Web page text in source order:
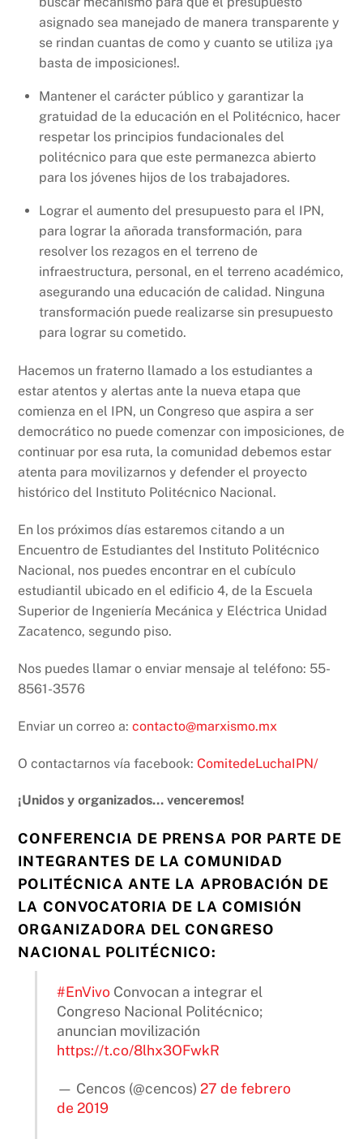
asignado sea manejado de manera transparente y
se rindan cuantas de como y cuanto se utiliza ¡ya
basta de imposiciones!.
Mantener el carácter público y garantizar la
gratuidad de la educación en el Politécnico, hacer
respetar los principios fundacionales del
politécnico para que este permanezca abierto
para los jóvenes hijos de los trabajadores.
Lograr el aumento del presupuesto para el IPN,
para lograr la añorada transformación, para
resolver los rezagos en el terreno de
infraestructura, personal, en el terreno académico,
asegurando una educación de calidad. Ninguna
transformación puede realizarse sin presupuesto
para lograr su cometido.
Hacemos un fraterno llamado a los estudiantes a
estar atentos y alertas ante la nueva etapa que
comienza en el IPN, un Congreso que aspira a ser
democrático no puede comenzar con imposiciones, de
continuar por esa ruta, la comunidad debemos estar
atenta para movilizarnos y defender el proyecto
histórico del Instituto Politécnico Nacional.
En los próximos días estaremos citando a un
Encuentro de Estudiantes del Instituto Politécnico
Nacional, nos puedes encontrar en el cubículo
estudiantil ubicado en el edificio 4, de la Escuela
Superior de Ingeniería Mecánica y Eléctrica Unidad
Zacatenco, segundo piso.
Nos puedes llamar o enviar mensaje al teléfono: 55-
8561-3576
Enviar un correo a:contacto@marxismo.mx
O contactarnos vía facebook:ComitedeLuchaIPN/
¡Unidos y organizados… venceremos!
CONFERENCIA DE PRENSA POR PARTE DE
INTEGRANTES DE LA COMUNIDAD
POLITÉCNICA ANTE LA APROBACIÓN DE
LA CONVOCATORIA DE LA COMISIÓN
ORGANIZADORA DEL CONGRESO
NACIONAL POLITÉCNICO:
#EnVivo Convocan a integrar el
Congreso Nacional Politécnico;
anuncian movilización
https://t.co/8lhx3OFwkR
— Cencos (@cencos) 27 de febrero
de 2019